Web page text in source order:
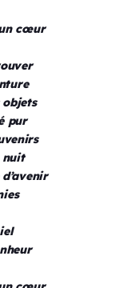
cœur
pur
nuit